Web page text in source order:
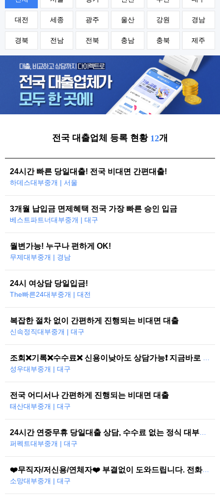
대전 세종 광주 울산 강원 경남
경북 전남 전북 충남 충북 제주
전국 대출업체 등록 현황 12개
24시간 빠른 당일대출! 전국 비대면 간편대출!
하데스대부중개 | 서울
3개월 납입금 면제혜택 전국 가장 빠른 승인 입금
베스트파트너대부중개 | 대구
월변가능! 누구나 편하게 OK!
무제대부중개 | 경남
24시 여상담 당일입금!
The빠른24대부중개 | 대전
복잡한 절차 없이 간편하게 진행되는 비대면 대출
신속정직대부중개 | 대구
성우대부중개 | 대구
전국 어디서나 간편하게 진행되는 비대면 대출
태산대부중개 | 대구
퍼펙트대부중개 | 대구
❤️무직자/저신용/연체자❤️ 부결없이 도와드립니다. 전화한통으로 당일즉시…
소망대부중개 | 대구